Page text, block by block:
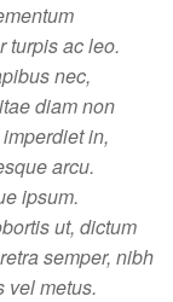
turpis ac leo.
nec,
diam non
in,
arcu.
ipsum.
ut, dictum
semper, nibh
vel metus.